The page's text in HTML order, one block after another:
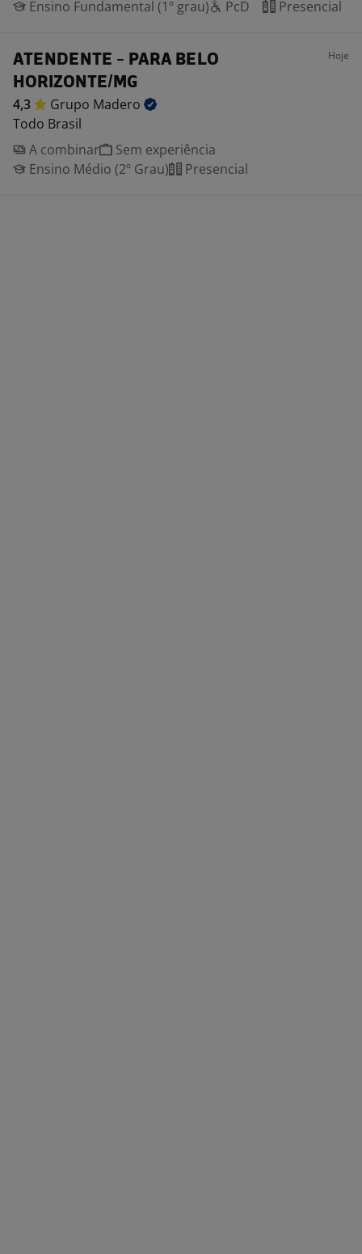
Ensino Fundamental (1º grau) PcD Presencial
ATENDENTE - PARA BELO
HORIZONTE/MG
Hoje
4,3 Grupo Madero
Todo Brasil
A combinar
Sem experiência
Ensino Médio (2º Grau)
Presencial